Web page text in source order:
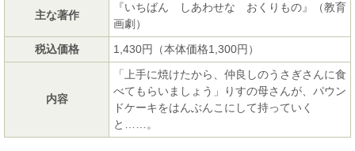
主な著作
『いちばん しあわせな おくりもの』（教育
画劇）
税込価格
1,430円（本体価格1,300円）
内容
「上手に焼けたから、仲良しのうさぎさんに食
べてもらいましょう」りすの母さんが、パウン
ドケーキをはんぶんこにして持っていく
と……。